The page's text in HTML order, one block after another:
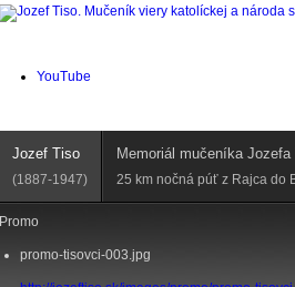
YouTube
Jozef Tiso
(1887-1947)
Memoriál mučeníka Jozefa
25 km nočná púť z Rajca do
Promo
promo-tisovci-003.jpg